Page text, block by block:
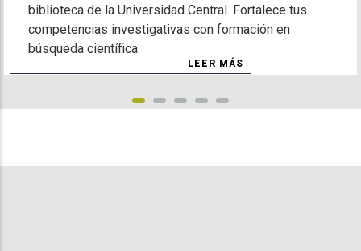
LEER MÁS
biblioteca de la Universidad Central. Fortalece tus
competencias investigativas con formación en
búsqueda científica.